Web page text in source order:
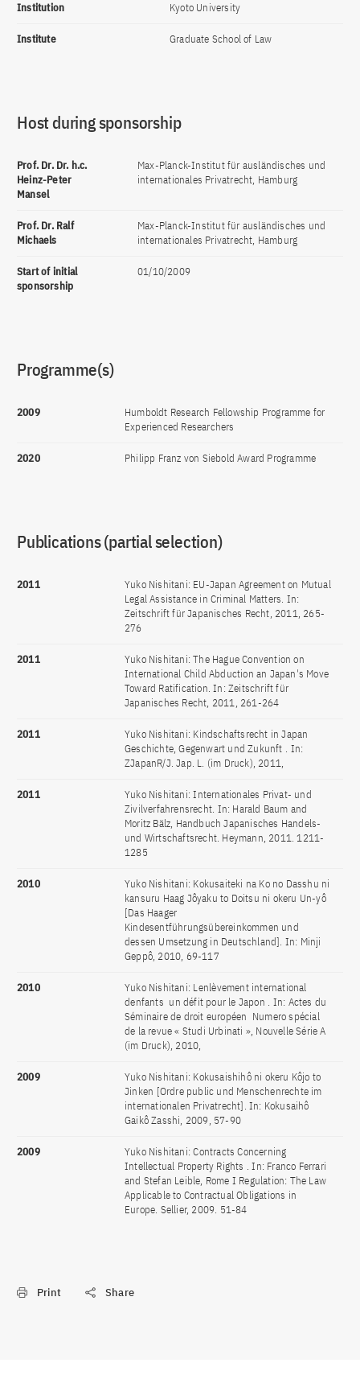
Institution Kyoto University
Institute Graduate School of Law
Host during sponsorship
Prof. Dr. Dr. h.c.
Heinz-Peter
Mansel
Max-Planck-Institut für ausländisches und
internationales Privatrecht, Hamburg
Prof. Dr. Ralf
Michaels
Max-Planck-Institut für ausländisches und
internationales Privatrecht, Hamburg
Start of initial
sponsorship
01/10/2009
Programme(s)
2009
Humboldt Research Fellowship Programme for
Experienced Researchers
2020 Philipp Franz von Siebold Award Programme
Publications (partial selection)
2011
Yuko Nishitani: EU-Japan Agreement on Mutual
Legal Assistance in Criminal Matters. In:
Zeitschrift für Japanisches Recht, 2011, 265-
276
2011
Yuko Nishitani: The Hague Convention on
International Child Abduction an Japan's Move
Toward Ratification. In: Zeitschrift für
Japanisches Recht, 2011, 261-264
2011
Yuko Nishitani: Kindschaftsrecht in Japan 
Geschichte, Gegenwart und Zukunft . In:
ZJapanR/J. Jap. L. (im Druck), 2011,
2011
Yuko Nishitani: Internationales Privat- und
Zivilverfahrensrecht. In: Harald Baum and
Moritz Bälz, Handbuch Japanisches Handels-
und Wirtschaftsrecht. Heymann, 2011. 1211-
1285
2010
Yuko Nishitani: Kokusaiteki na Ko no Dasshu ni
kansuru Haag Jôyaku to Doitsu ni okeru Un-yô
[Das Haager
Kindesentführungsübereinkommen und
dessen Umsetzung in Deutschland]. In: Minji
Geppô, 2010, 69-117
2010
Yuko Nishitani: Lenlèvement international
denfants  un défit pour le Japon . In: Actes du
Séminaire de droit européen  Numero spécial
de la revue « Studi Urbinati », Nouvelle Série A
(im Druck), 2010,
2009
Yuko Nishitani: Kokusaishihô ni okeru Kôjo to
Jinken [Ordre public und Menschenrechte im
internationalen Privatrecht]. In: Kokusaihô
Gaikô Zasshi, 2009, 57-90
2009
Yuko Nishitani: Contracts Concerning
Intellectual Property Rights . In: Franco Ferrari
and Stefan Leible, Rome I Regulation: The Law
Applicable to Contractual Obligations in
Europe. Sellier, 2009. 51-84
Print Share